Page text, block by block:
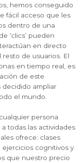
hemos conseguido
fácil acceso que les
dentro de una
‘clics’ pueden
en directo
de usuarios. El
en tiempo real, es
de este
ampliar
el mundo.
persona
todas las actividades
ofrece: clases
cognitivos y
que nuestro precio